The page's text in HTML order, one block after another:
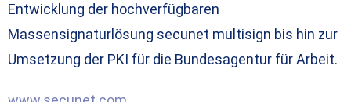
Entwicklung der hochverfügbaren
Massensignaturlösung secunet multisign bis hin zur
Umsetzung der PKI für die Bundesagentur für Arbeit.